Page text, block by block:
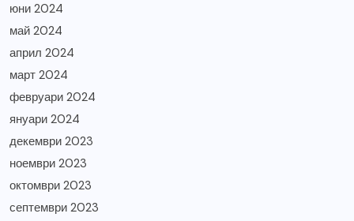
юни 2024
май 2024
април 2024
март 2024
февруари 2024
януари 2024
декември 2023
ноември 2023
октомври 2023
септември 2023